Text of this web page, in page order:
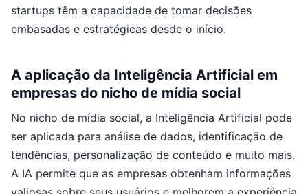
startups têm a capacidade de tomar decisões
embasadas e estratégicas desde o início.
A aplicação da Inteligência Artificial em
empresas do nicho de mídia social
No nicho de mídia social, a Inteligência Artificial pode
ser aplicada para análise de dados, identificação de
tendências, personalização de conteúdo e muito mais.
A IA permite que as empresas obtenham informações